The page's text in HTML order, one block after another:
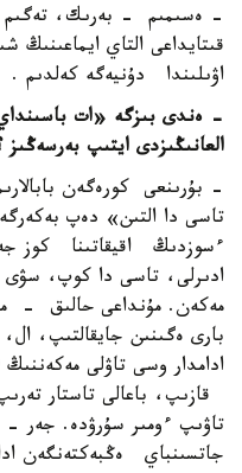
قىتايداعى التاي ايماعىنىڭ
اۋىلىندا دۇنيەگە كەلدىم .
- ەندى بىزگە «ات
العانىڭىزدى ايتىپ بەرسەڭىز
- بۇرىنعى كورەگەن
تاسى دا التىن» دەپ
ءسوزدىڭ اقيقاتىنا كوز
ادىرلى، تاسى دا كوپ، سۋى
مەكەن. مۇنداعى حالىق -
بارى ەگىنىن جايقالتىپ،
ادامدار وسى تاۋلى
قازىپ، باعالى تاستار
تاۋىپ ءومىر سۇرۋدە. جەر -
جاتسىنباي ەڭبەكتەنگەن